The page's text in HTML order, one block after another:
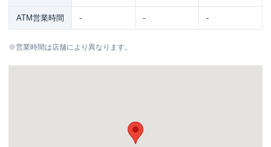
ATM営業時間 - - -
※営業時間は店舗により異なります。